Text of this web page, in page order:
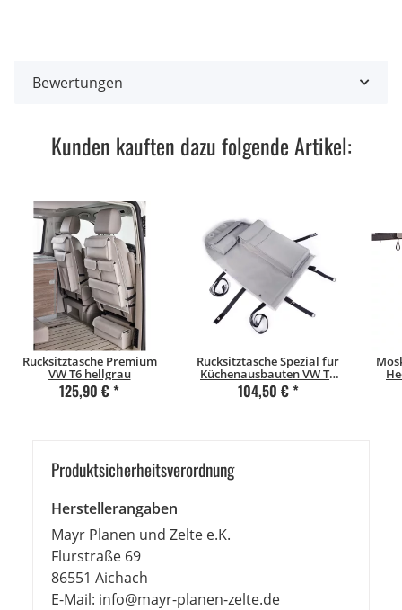
Bewertungen
Kunden kauften dazu folgende Artikel:
Rücksitztasche Premium
VW T6 hellgrau
125,90 €*
Rücksitztasche Spezial für
Küchenausbauten VW T6
hellgrau
104,50 €*
Produkt­sicher­heits­ver­ord­nung
Herstellerangaben
Mayr Planen und Zelte e.K.
Flurstraße 69
86551 Aichach
E-Mail: info@mayr-planen-zelte.de